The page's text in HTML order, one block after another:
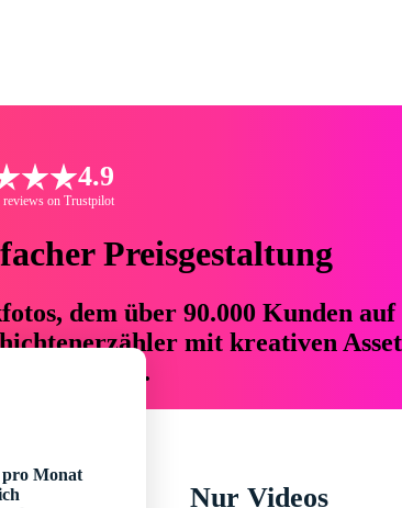
4.9
on Trustpilot
Preisgestaltung
dem über 90.000 Kunden auf
mit kreativen
einsparen.
Monat
Nur Videos